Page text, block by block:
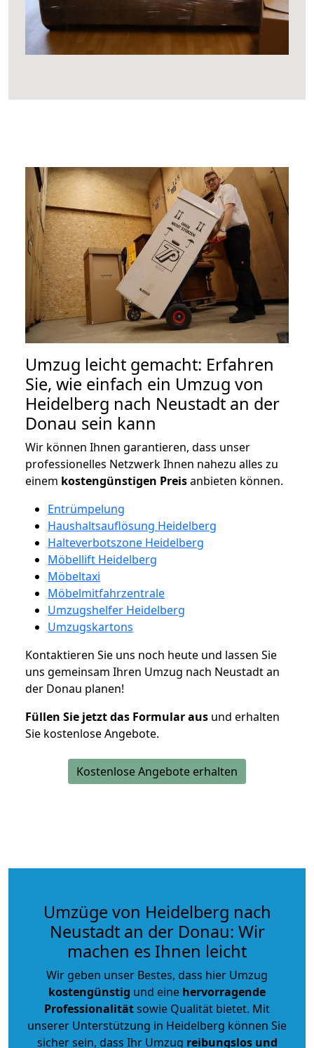
Umzug leicht gemacht: Erfahren
Sie, wie einfach ein Umzug von
Heidelberg nach Neustadt an der
Donau sein kann
Wir können Ihnen garantieren, dass unser
professionelles Netzwerk Ihnen nahezu alles zu
einem kostengünstigen Preisanbieten können.
Entrümpelung
Haushaltsauflösung Heidelberg
Halteverbotszone Heidelberg
Möbellift Heidelberg
Möbeltaxi
Möbelmitfahrzentrale
Umzugshelfer Heidelberg
Umzugskartons
Kontaktieren Sie uns noch heute und lassen Sie
uns gemeinsam Ihren Umzug nach Neustadt an
der Donau planen!
Füllen Sie jetzt das Formular aus und erhalten
Sie kostenlose Angebote.
Kostenlose Angebote erhalten
Umzüge von Heidelberg nach
Neustadt an der Donau: Wir
machen es Ihnen leicht
Wir geben unser Bestes, dass hier Umzug
kostengünstig und eine hervorragende
Professionalitätsowie Qualität bietet. Mit
unserer Unterstützung in Heidelberg können Sie
sicher sein, dass Ihr Umzug reibungslos und